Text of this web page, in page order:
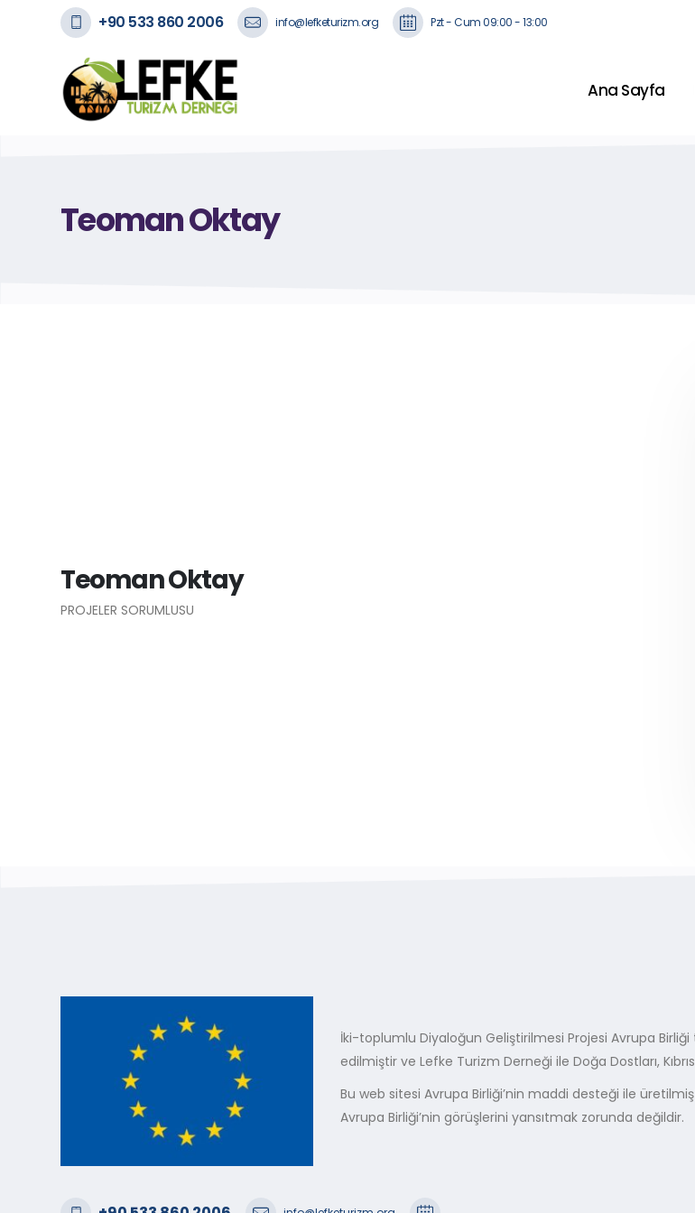
+90 533 860 2006 info@lefketurizm.org Pzt - Cum 09:00 - 13:00
Ana Sayfa
Teoman Oktay
Teoman Oktay
PROJELER SORUMLUSU
İki-toplumlu Diyaloğun Geliştirilmesi Projesi Avrupa Birliği
edilmiştir ve Lefke Turizm Derneği ile Doğa Dostları,
Bu web sitesi Avrupa Birliği’nin maddi desteği ile
Avrupa Birliği’nin görüşlerini yansıtmak zorunda değildir.